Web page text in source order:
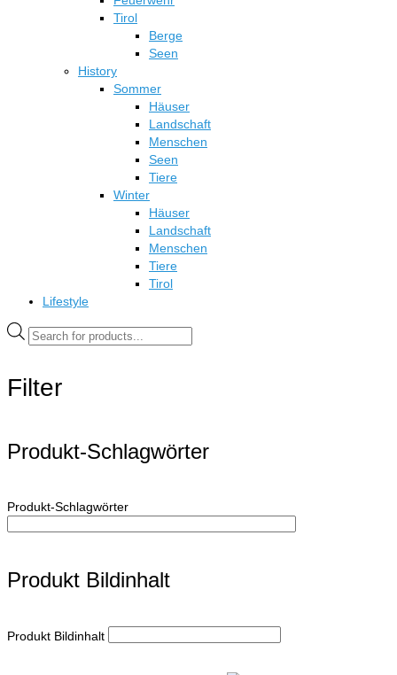
Tirol
Berge
Seen
History
Sommer
Häuser
Landschaft
Menschen
Seen
Tiere
Winter
Häuser
Landschaft
Menschen
Tiere
Tirol
Lifestyle
Products
search
Filter
Produkt-Schlagwörter
Produkt-Schlagwörter
Produkt Bildinhalt
Produkt Bildinhalt